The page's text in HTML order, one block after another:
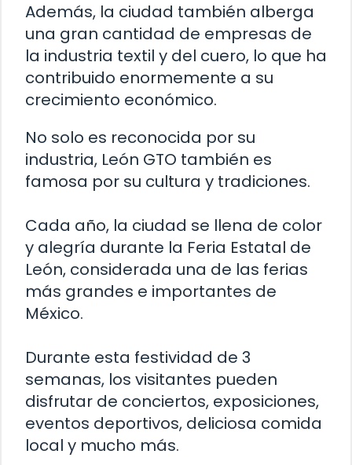
Además, la ciudad también alberga
una gran cantidad de empresas de
la industria textil y del cuero, lo que ha
contribuido enormemente a su
crecimiento económico.
No solo es reconocida por su
industria, León GTO también es
famosa por su cultura y tradiciones.
Cada año, la ciudad se llena de color
y alegría durante la Feria Estatal de
León, considerada una de las ferias
más grandes e importantes de
México.
Durante esta festividad de 3
semanas, los visitantes pueden
disfrutar de conciertos, exposiciones,
eventos deportivos, deliciosa comida
local y mucho más.